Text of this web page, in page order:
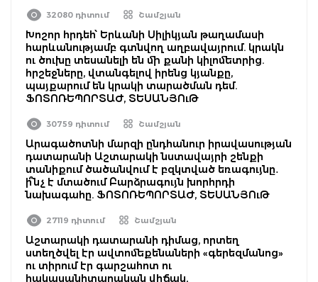
32080 դիտում Շամշյան
Խոշոր հրդեհ՝ Երևանի Սիլիկյան թաղամասի
հարևանությամբ գտնվող աղբավայրում. կրակն
ու ծուխը տեսանելի են մի քանի կիլոմետրից.
հրշեջները, վտանգելով իրենց կյանքը,
պայքարում են կրակի տարածման դեմ.
ՖՈՏՈՌԵՊՈՐՏԱԺ, ՏԵՍԱՆՅՈւԹ
30759 դիտում Շամշյան
Արագածոտնի մարզի ընդհանուր իրավասության
դատարանի Աշտարակի նստավայրի շենքի
տանիքում ծածանվում է բզկտված եռագույնը․
ի՞նչ է մտածում Բարձրագույն խորհրդի
նախագահը. ՖՈՏՈՌԵՊՈՐՏԱԺ, ՏԵՍԱՆՅՈւԹ
27119 դիտում Շամշյան
Աշտարակի դատարանի դիմաց, որտեղ
ստեղծվել էր ավտոմեքենաների «գերեզմանոց»
ու տիրում էր գարշահոտ ու
հակասանիտարական վիճակ,